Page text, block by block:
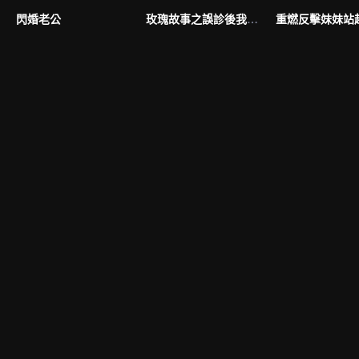
閃婚老公 玫瑰故事之誤診後我橫衝直撞 重燃反擊妹妹站